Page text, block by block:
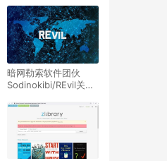
到22万，已超越旧
AlphaBay市场关闭前
的数目
暗网勒索软件团伙
Sodinokibi/REvil关联
索软件计划而被美国判